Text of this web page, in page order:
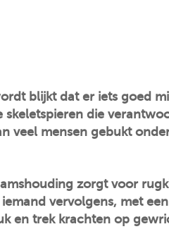
blijkt dat er iets goed
die
veel mensen gebukt
zorgt voor
vervolgens, met
en trek krachten op